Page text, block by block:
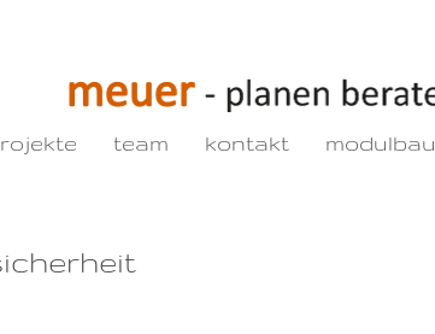
team kontakt modulbau